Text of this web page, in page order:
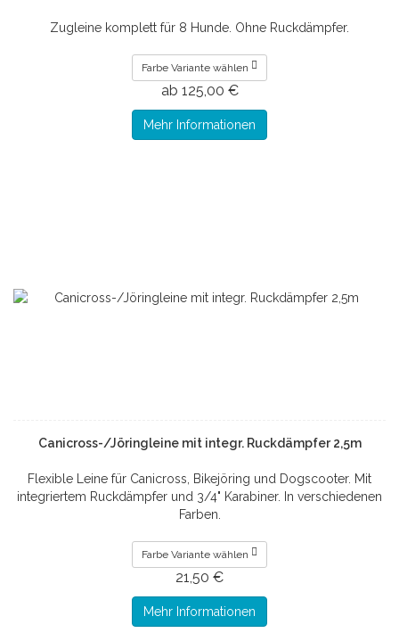
Zugleine komplett für 8 Hunde. Ohne Ruckdämpfer.
Farbe Variante wählen
ab 125,00 €
Mehr Informationen
Canicross-/Jöringleine mit integr. Ruckdämpfer 2,5m
Flexible Leine für Canicross, Bikejöring und Dogscooter. Mit
integriertem Ruckdämpfer und 3/4" Karabiner. In verschiedenen
Farben.
Farbe Variante wählen
21,50 €
Mehr Informationen